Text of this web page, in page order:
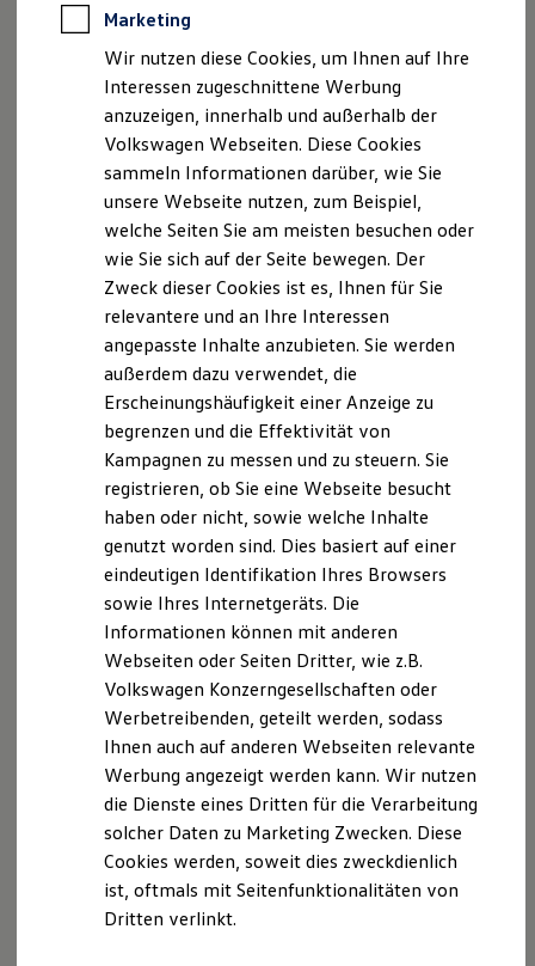
Rekuperation
Laden unterwegs
Laden Zuhause
Ladestationen finden
Ladezeitensimulator
Batterie
Sicherheit
Nachhaltigkeit
Technologie
Kosten und Kauf
Kaufoptionen
E-Auto-Förderung
Software und Konnektivität
Die ID. Software 6
ID. Software Versionen und Updates
Digitale Extras
Schnittstellen zu Ihrem ID.
Hybridautos
Marke und Erlebnis
Volkswagen R und R Experience
R-Modelle
R Experience
Driving Experience
Volkswagen entdecken
Werkbesichtigung
Lifestyle Shop
T-Roc Kollektion
Golf Kollektion
ID. Kollektion
Volkswagen Kollektion
R-Kollektion
GTI Kollektion
Fußball Drop
we drive football
#wedriveproud
Besitzer und Service
Software Updates
Service und Ersatzteile
Probefahrt vereinbaren
Fahrzeugangebot anfordern
Serviceanfrage stellen
Ihre Ansprechpartnerbei
Autohaus Wilhelm Schmitz
Gladbeck
E-Mail schreiben
+49 2043 37990
Marketing
Wir nutzen diese Cookies, um Ihnen auf Ihre
Interessen zugeschnittene Werbung
anzuzeigen, innerhalb und außerhalb der
Volkswagen Webseiten. Diese Cookies
sammeln Informationen darüber, wie Sie
unsere Webseite nutzen, zum Beispiel,
welche Seiten Sie am meisten besuchen oder
wie Sie sich auf der Seite bewegen. Der
Zweck dieser Cookies ist es, Ihnen für Sie
relevantere und an Ihre Interessen
angepasste Inhalte anzubieten. Sie werden
außerdem dazu verwendet, die
Erscheinungshäufigkeit einer Anzeige zu
begrenzen und die Effektivität von
Kampagnen zu messen und zu steuern. Sie
registrieren, ob Sie eine Webseite besucht
haben oder nicht, sowie welche Inhalte
genutzt worden sind. Dies basiert auf einer
eindeutigen Identifikation Ihres Browsers
sowie Ihres Internetgeräts. Die
Informationen können mit anderen
Webseiten oder Seiten Dritter, wie z.B.
Volkswagen Konzerngesellschaften oder
Werbetreibenden, geteilt werden, sodass
Ihnen auch auf anderen Webseiten relevante
Werbung angezeigt werden kann. Wir nutzen
die Dienste eines Dritten für die Verarbeitung
solcher Daten zu Marketing Zwecken. Diese
Cookies werden, soweit dies zweckdienlich
ist, oftmals mit Seitenfunktionalitäten von
Dritten verlinkt.